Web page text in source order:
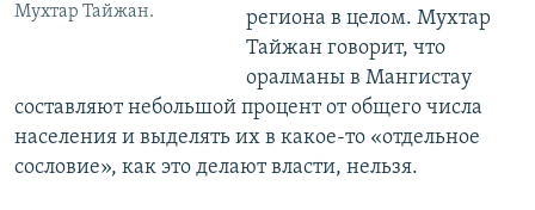
Мухтар Тайжан.
региона в целом. Мухтар
Тайжан говорит, что
оралманы в Мангистау
составляют небольшой процент от общего числа
населения и выделять их в какое-то «отдельное
сословие», как это делают власти, нельзя.